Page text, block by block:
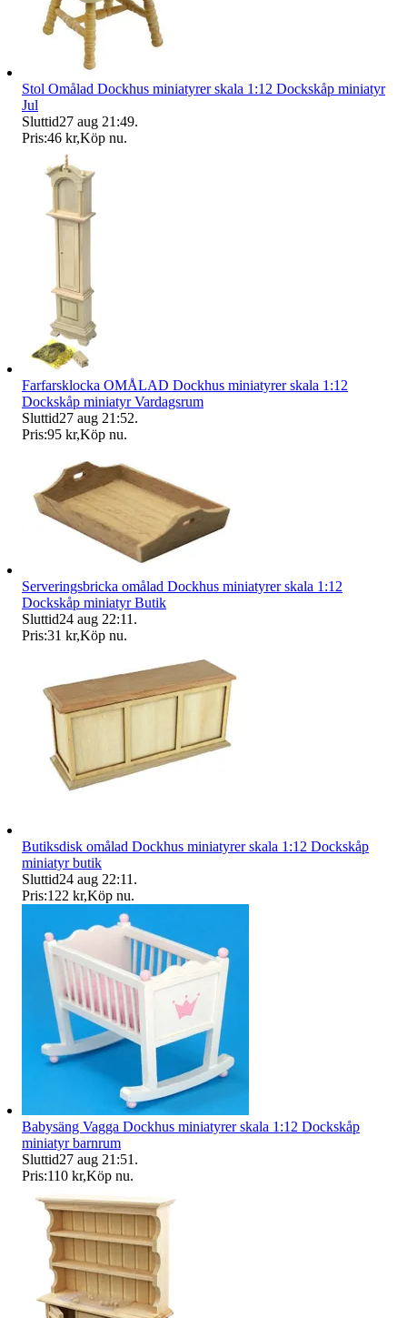
Stol Omålad Dockhus miniatyrer skala 1:12 Dockskåp miniatyr
Jul
Sluttid27 aug 21:49.
Pris:46 kr,Köp nu.
Farfarsklocka OMÅLAD Dockhus miniatyrer skala 1:12
Dockskåp miniatyr Vardagsrum
Sluttid27 aug 21:52.
Pris:95 kr,Köp nu.
Serveringsbricka omålad Dockhus miniatyrer skala 1:12
Dockskåp miniatyr Butik
Sluttid24 aug 22:11 .
Pris:31 kr,Köp nu.
Butiksdisk omålad Dockhus miniatyrer skala 1:12 Dockskåp
miniatyr butik
Sluttid24 aug 22:11 .
Pris:122 kr,Köp nu.
Babysäng Vagga Dockhus miniatyrer skala 1:12 Dockskåp
miniatyr barnrum
Sluttid27 aug 21:51 .
Pris:110 kr,Köp nu.